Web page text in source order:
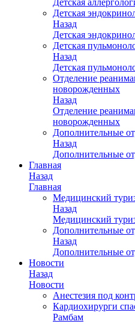
Детская
Детская
Назад
Детская
Детская
Назад
Детская
Отделение
новорожденных
Назад
Отделение
новорожденных
Дополнительные
Назад
Дополнительные
Главная
Назад
Главная
Медицинский
Назад
Медицинский
Дополнительные
Назад
Дополнительные
Новости
Назад
Новости
Анестезия под
Кардиохирурги
Рамбам